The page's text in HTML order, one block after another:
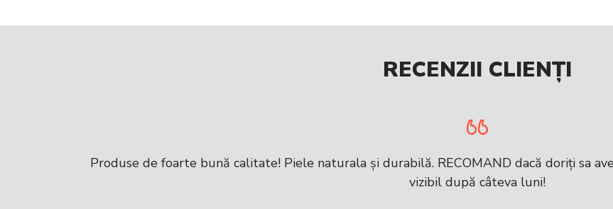
RECENZII CLIENȚI
Produse de foarte bună calitate! Piele naturala și durabilă. RECOMAND dacă doriți sa
vizibil după câteva luni!